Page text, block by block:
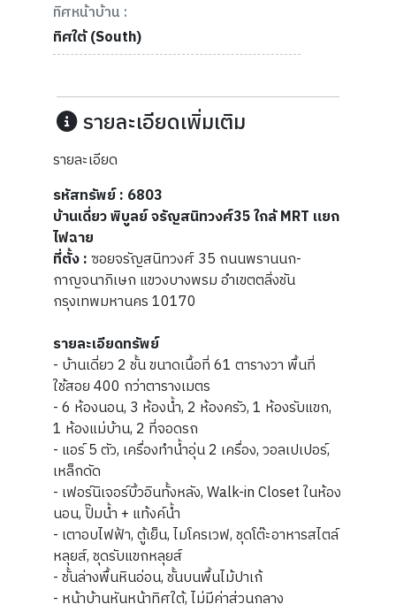
ทิศหน้าบ้าน :
ทิศใต้ (South)
รายละเอียดเพิ่มเติม
รายละเอียด
รหัสทรัพย์ : 6803
บ้านเดี่ยว พิบูลย์ จรัญสนิทวงศ์35 ใกล้ MRT แยก
ไฟฉาย
ที่ตั้ง :ซอยจรัญสนิทวงศ์ 35 ถนนพรานนก-
กาญจนาภิเษก แขวงบางพรม อำเขตตลิ่งชัน
กรุงเทพมหานคร 10170
รายละเอียดทรัพย์
- บ้านเดี่ยว 2 ชั้น ขนาดเนื้อที่ 61 ตารางวา พื้นที่
ใช้สอย 400 กว่าตารางเมตร
- 6 ห้องนอน, 3 ห้องน้ำ, 2 ห้องครัว, 1 ห้องรับแขก,
1 ห้องแม่บ้าน, 2 ที่จอดรถ
- แอร์ 5 ตัว, เครื่องทำน้ำอุ่น 2 เครื่อง, วอลเปเปอร์,
เหล็กดัด
- เฟอร์นิเจอร์บิ้วอินทั้งหลัง, Walk-in Closet ในห้อง
นอน, ปั๊มน้ำ + แท้งค์น้ำ
- เตาอบไฟฟ้า, ตู้เย็น, ไมโครเวฟ, ชุดโต๊ะอาหารสไตล์
หลุยส์, ชุดรับแขกหลุยส์
- ชั้นล่างพื้นหินอ่อน, ชั้นบนพื้นไม้ปาเก้
- หน้าบ้านหันหน้าทิศใต้, ไม่มีค่าส่วนกลาง